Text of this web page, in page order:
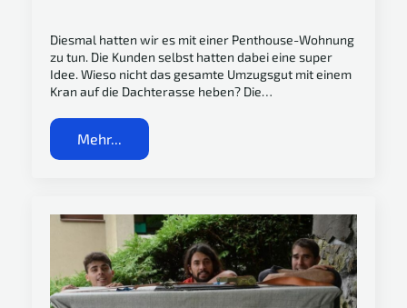
Diesmal hatten wir es mit einer Penthouse-Wohnung
zu tun. Die Kunden selbst hatten dabei eine super
Idee. Wieso nicht das gesamte Umzugsgut mit einem
Kran auf die Dachterasse heben? Die…
Mehr...